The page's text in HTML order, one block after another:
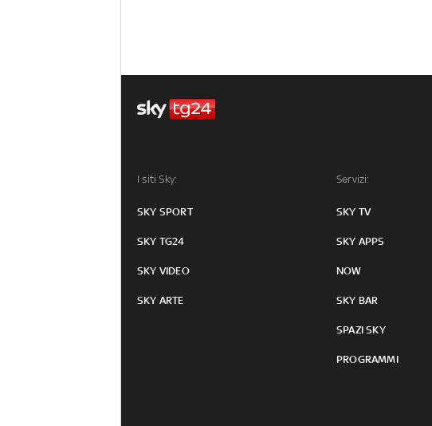
I siti Sky:
SKY SPORT
SKY TG24
SKY VIDEO
SKY ARTE
Servizi:
SKY TV
SKY APPS
NOW
SKY BAR
SPAZI SKY
PROGRAMMI